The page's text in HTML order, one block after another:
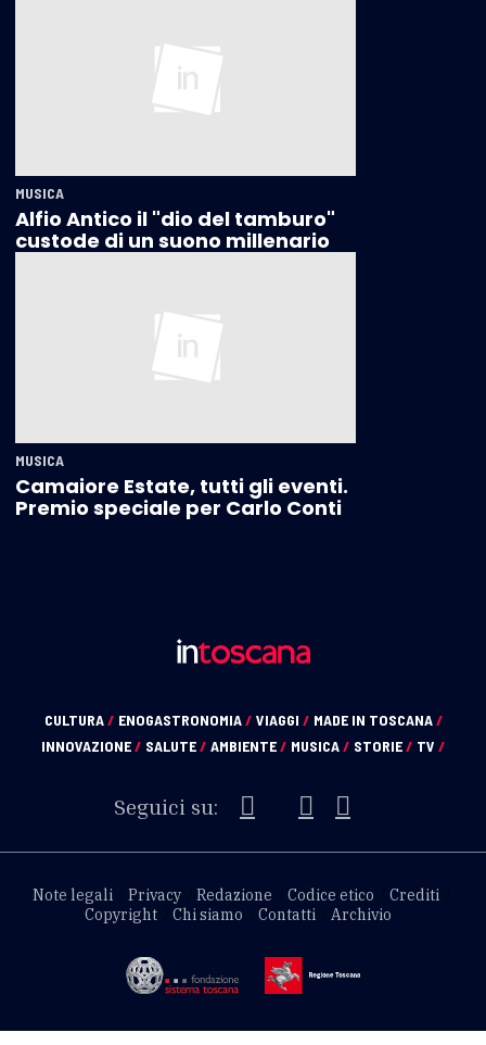
MUSICA
Alfio Antico il "dio del tamburo"
custode di un suono millenario
MUSICA
Camaiore Estate, tutti gli eventi.
Premio speciale per Carlo Conti
CULTURA/ ENOGASTRONOMIA/ VIAGGI / MADE IN TOSCANA/
INNOVAZIONE/ SALUTE/ AMBIENTE/ MUSICA/ STORIE/ TV /
Seguici su:
Note legali Privacy Redazione Codice etico
Crediti
Copyright
Chi siamo Contatti Archivio